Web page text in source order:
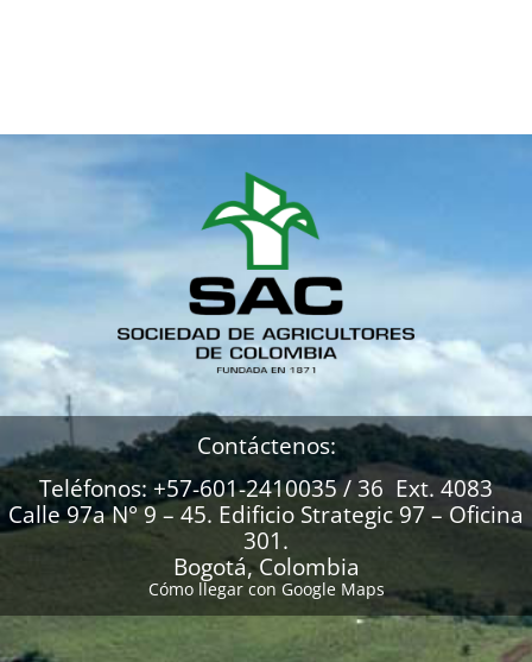
Contáctenos:
Teléfonos: +57-601-2410035 / 36 Ext. 4083
Calle 97a N° 9 – 45. Edificio Strategic 97 – Oficina
301.
Bogotá, Colombia
Cómo llegar con Google Maps